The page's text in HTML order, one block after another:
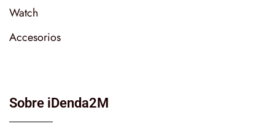
Watch
Accesorios
Sobre iDenda2M